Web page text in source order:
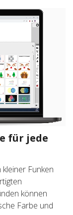
für jede
Funken
können
Farbe und